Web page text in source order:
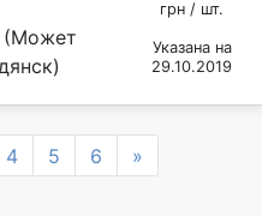
(Может
грн / шт.
Указана на
29.10.2019
4 5 6 »